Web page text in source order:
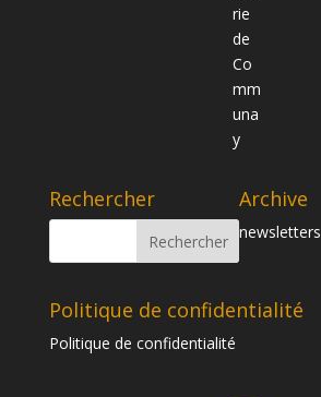
Rechercher Archive
newsletters
Politique de confidentialité
Politique de confidentialité